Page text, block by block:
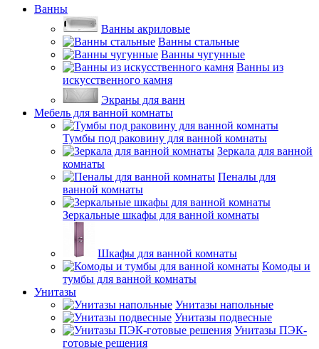
Ванны
Ванны акриловые
Ванны стальные
Ванны чугунные
Ванны из
искусственного камня
Экраны для ванн
Мебель для ванной комнаты
Тумбы под раковину для ванной комнаты
Зеркала для ванной
комнаты
Пеналы для
ванной комнаты
Зеркальные шкафы для ванной комнаты
Шкафы для ванной комнаты
Комоды и
тумбы для ванной комнаты
Унитазы
Унитазы напольные
Унитазы подвесные
Унитазы ПЭК-
готовые решения